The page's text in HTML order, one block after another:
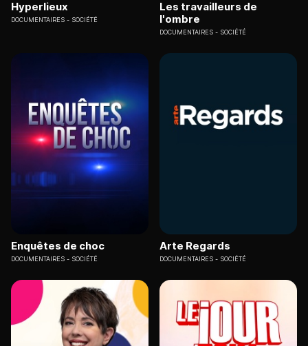
Hyperlieux
DOCUMENTAIRES SOCIÉTÉ
Les travailleurs de
l'ombre
DOCUMENTAIRES SOCIÉTÉ
Enquêtes de choc
DOCUMENTAIRES SOCIÉTÉ
Arte Regards
DOCUMENTAIRES SOCIÉTÉ